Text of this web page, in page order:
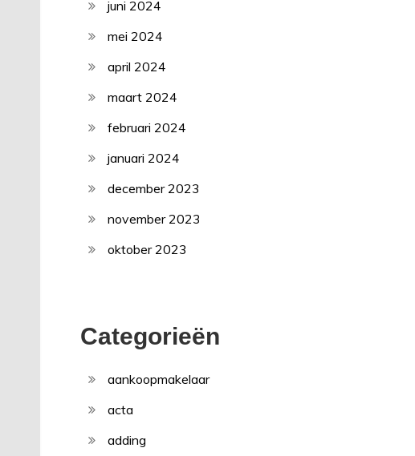
juni 2024
mei 2024
april 2024
maart 2024
februari 2024
januari 2024
december 2023
november 2023
oktober 2023
Categorieën
aankoopmakelaar
acta
adding